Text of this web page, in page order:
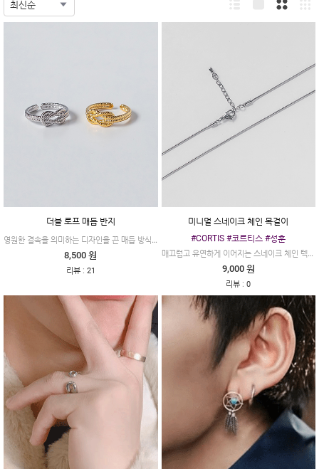
더블 로프 매듭 반지
영원한 결속을 의미하는 디자인을 끈 매듭 방식으로 표현한 아주 재미있는 아이템이에요~
8,500 원
리뷰: 21
미니멀 스네이크 체인 목걸이
#CORTIS #코르티스 #성훈
매끄럽고 유연하게 이어지는 스네이크 체인 텍스처가 돋보이는 미니멀 스네이크 체인 목걸이입니다.
9,000 원
리뷰 :0